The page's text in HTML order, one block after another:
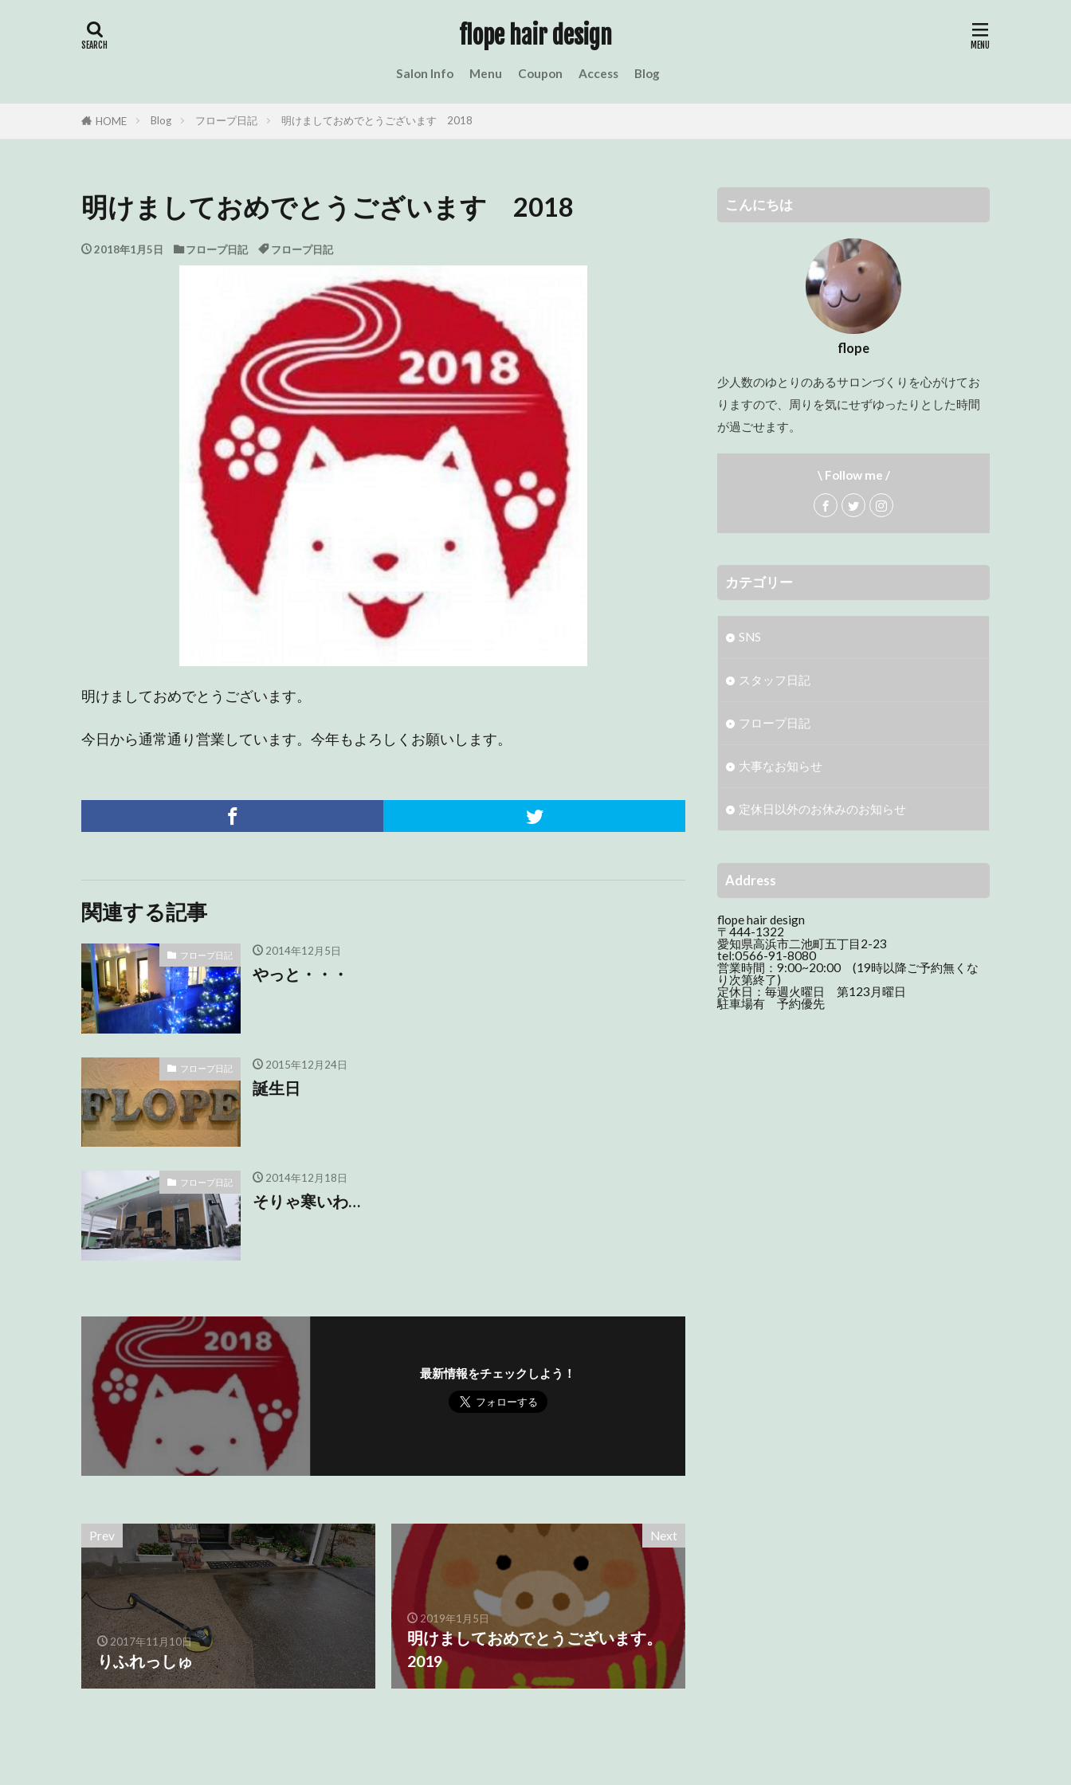
flope hair design
Salon Info Menu Coupon Access Blog
HOME Blog フロープ日記 明けましておめでとうございます 2018
明けましておめでとうございます 2018
2018年1月5日 フロープ日記 フロープ日記
明けましておめでとうございます。
今日から通常通り営業しています。今年もよろしくお願いします。
関連する記事
フロープ日記 2014年12月5日
やっと・・・
フロープ日記 2015年12月24日
誕生日
フロープ日記 2014年12月18日
そりゃ寒いわ…
最新情報をチェックしよう！
Prev
2017年11月10日
りふれっしゅ
Next
2019年1月5日
明けましておめでとうございます。
2019
こんにちは
flope
少人数のゆとりのあるサロンづくりを心がけてお
りますので、周りを気にせずゆったりとした時間
が過ごせます。
\ Follow me /
カテゴリー
SNS
スタッフ日記
フロープ日記
大事なお知らせ
定休日以外のお休みのお知らせ
Address
flope hair design
〒444-1322
愛知県高浜市二池町五丁目2-23
tel:0566-91-8080
営業時間：9:00~20:00 (19時以降ご予約無くな
り次第終了)
定休日：毎週火曜日 第123月曜日
駐車場有 予約優先
定休日以外のお休みのお知らせ フロープ日記